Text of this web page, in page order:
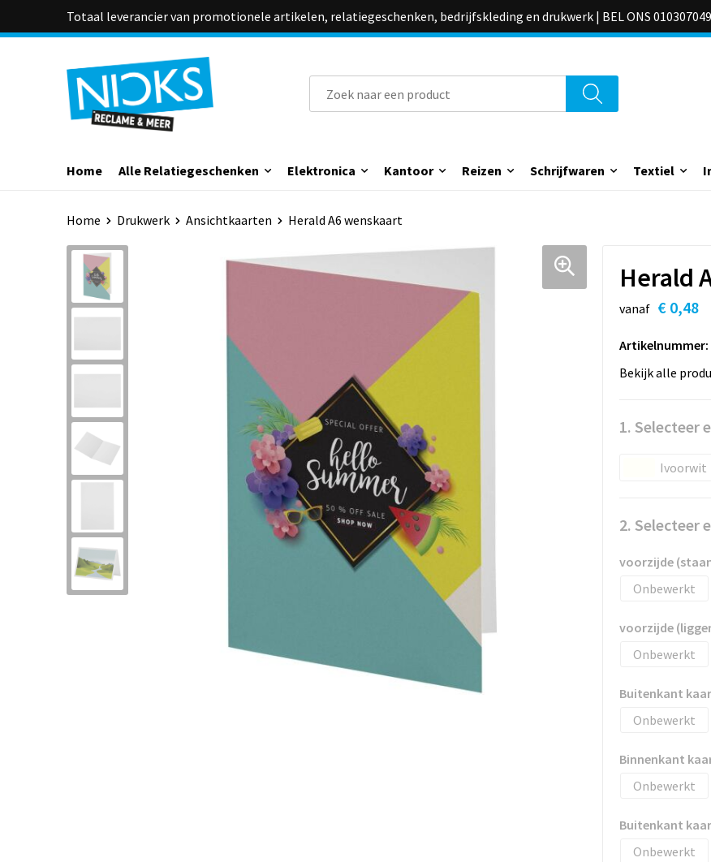
Totaal leverancier van promotionele artikelen, relatiegeschenken, bedrijfskleding en drukwerk | BEL ONS
Home Alle Relatiegeschenken Elektronica Kantoor Reizen Schrijfwaren Textiel
Home Drukwerk Ansichtkaarten Herald A6 wenskaart
Herald
vanaf € 0,48
Artikelnummer:
Bekijk alle
1. Selecteer
Ivoorwit
2. Selecteer
voorzijde
Onbewerkt
voorzijde
Onbewerkt
Buitenkant
Onbewerkt
Binnenkant
Onbewerkt
Buitenkant
Onbewerkt